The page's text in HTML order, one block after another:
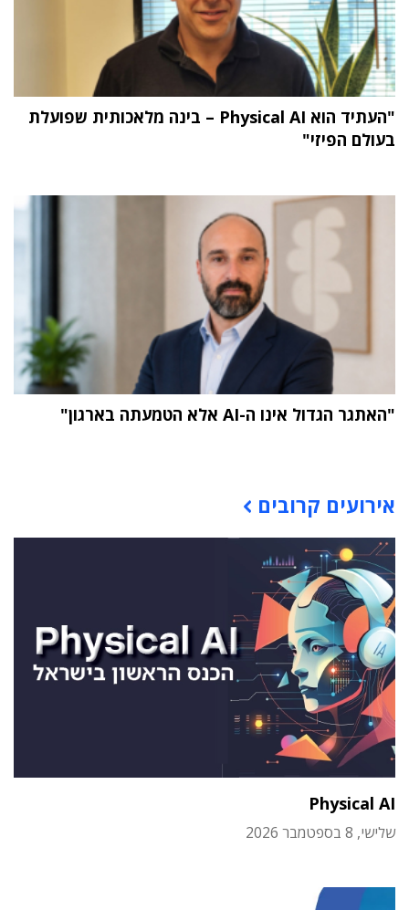
"העתיד הוא Physical AI – בינה מלאכותית שפועלת
בעולם הפיזי"
"האתגר הגדול אינו ה-AI אלא הטמעתה בארגון"
אירועים קרובים
Physical AI
שלישי, 8 בספטמבר 2026